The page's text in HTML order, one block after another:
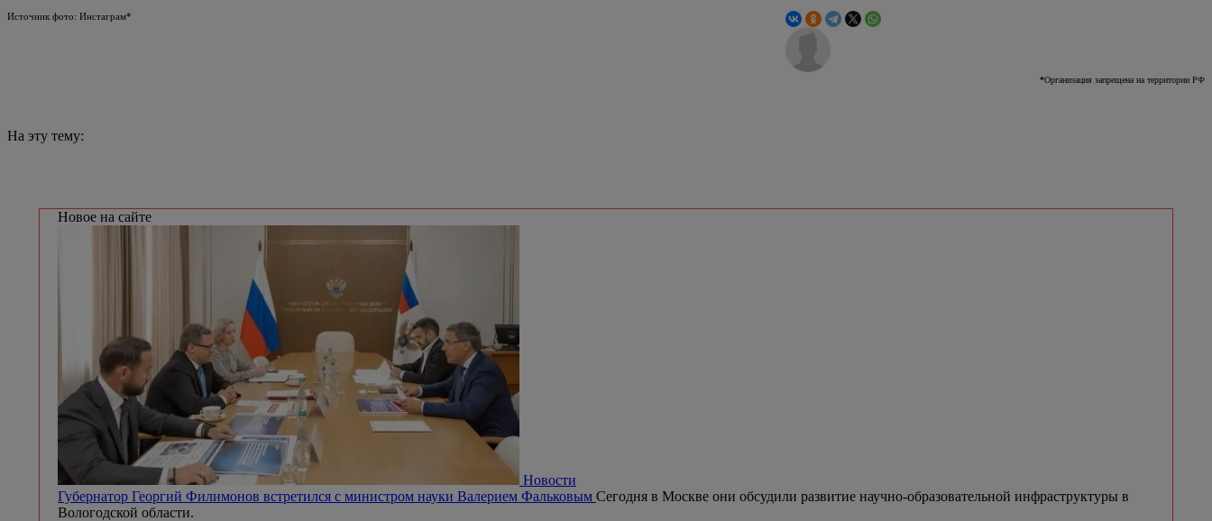
Источник фото: Инстаграм*
*Организация запрещена на территории РФ
На эту тему:
Новое на сайте
Новости
Губернатор Георгий Филимонов встретился с министром науки Валерием Фальковым Сегодня в Москве они обсудили развитие научно-образовательной инфраструктуры в
Вологодской области.